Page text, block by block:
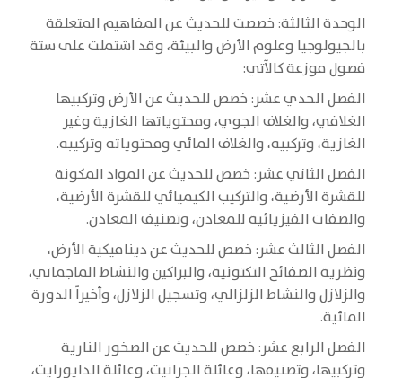
الوحدة الثالثة: خصصت للحديث عن المفاهيم المتعلقة
بالجيولوجيا وعلوم الأرض والبيئة، وقد اشتملت على ستة
فصول موزعة كالآتي:
الفصل الحدي عشر: خصص للحديث عن الأرض وتركبيها
الغلافي، والغلاف الجوي، ومحتوياتها الغازية وغير
الغازية، وتركبيه، والغلاف المائي ومحتوياته وتركيبه.
الفصل الثاني عشر: خصص للحديث عن المواد المكونة
للقشرة الأرضية، والتركيب الكيميائي للقشرة الأرضية،
والصفات الفيزيائية للمعادن، وتصنيف المعادن.
الفصل الثالث عشر: خصص للحديث عن ديناميكية الأرض،
ونظرية الصفائح التكتونية، والبراكين والنشاط الماجماتي،
والزلازل والنشاط الزلزالي، وتسجيل الزلازل، وأخيراً الدورة
المائية.
الفصل الرابع عشر: خصص للحديث عن الصخور النارية
وتركبيها، وتصنيفها، وعائلة الجرانيت، وعائلة الدايورايت،